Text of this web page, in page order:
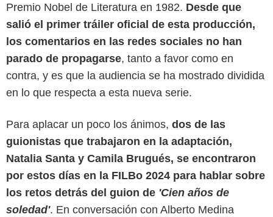
Premio Nobel de Literatura en 1982. Desde que
salió el primer tráiler oficial de esta producción,
los comentarios en las redes sociales no han
parado de propagarse, tanto a favor como en
contra, y es que la audiencia se ha mostrado dividida
en lo que respecta a esta nueva serie.
Para aplacar un poco los ánimos, dos de las
guionistas que trabajaron en la adaptación,
Natalia Santa y Camila Brugués, se encontraron
por estos días en la FILBo 2024 para hablar sobre
los retos detrás del guion de 'Cien años de
soledad'. En conversación con Alberto Medina
SensaCine Colombia